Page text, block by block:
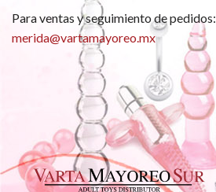
Para ventas y seguimiento de pedidos:
merida@vartamayoreo.mx